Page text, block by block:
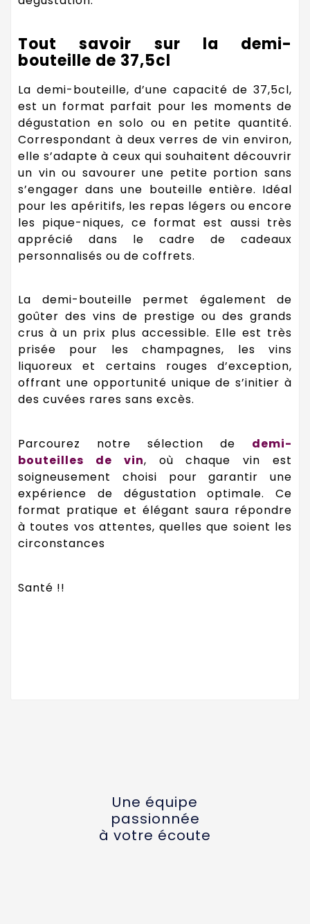
Tout savoir sur la demi-
bouteille de 37,5cl
La demi-bouteille, d’une capacité de 37,5cl,
est un format parfait pour les moments de
dégustation en solo ou en petite quantité.
Correspondant à deux verres de vin environ,
elle s’adapte à ceux qui souhaitent découvrir
un vin ou savourer une petite portion sans
s’engager dans une bouteille entière. Idéal
pour les apéritifs, les repas légers ou encore
les pique-niques, ce format est aussi très
apprécié dans le cadre de cadeaux
personnalisés ou de coffrets.
La demi-bouteille permet également de
goûter des vins de prestige ou des grands
crus à un prix plus accessible. Elle est très
prisée pour les champagnes, les vins
liquoreux et certains rouges d’exception,
offrant une opportunité unique de s’initier à
des cuvées rares sans excès.
Parcourez notre sélection de demi-
bouteilles de vin, où chaque vin est
soigneusement choisi pour garantir une
expérience de dégustation optimale. Ce
format pratique et élégant saura répondre
à toutes vos attentes, quelles que soient les
circonstances
Santé !!
Une équipe
passionnée
à votre écoute